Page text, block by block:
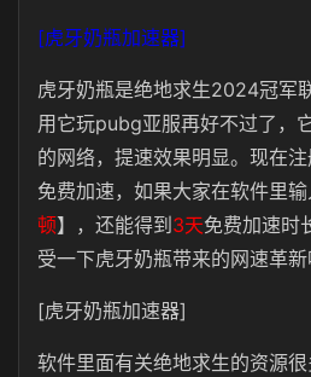
[虎牙奶瓶加速器]
虎牙奶瓶是绝地求生2024冠军
用它玩pubg亚服再好不过了，
的网络，提速效果明显。现在
免费加速，如果大家在软件里
顿】 ，还能得到 3天免费加速时
受一下虎牙奶瓶带来的网速革新
[虎牙奶瓶加速器]
软件里面有关绝地求生的资源